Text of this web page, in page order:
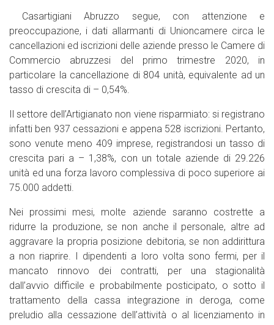
Casartigiani Abruzzo segue, con attenzione e
preoccupazione, i dati allarmanti di Unioncamere circa le
cancellazioni ed iscrizioni delle aziende presso le Camere di
Commercio abruzzesi del primo trimestre 2020, in
particolare la cancellazione di 804 unità, equivalente ad un
tasso di crescita di – 0,54%.
Il settore dell’Artigianato non viene risparmiato: si registrano
infatti ben 937 cessazioni e appena 528 iscrizioni. Pertanto,
sono venute meno 409 imprese, registrandosi un tasso di
crescita pari a – 1,38%, con un totale aziende di 29.226
unità ed una forza lavoro complessiva di poco superiore ai
75.000 addetti.
Nei prossimi mesi, molte aziende saranno costrette a
ridurre la produzione, se non anche il personale, altre ad
aggravare la propria posizione debitoria, se non addirittura
a non riaprire. I dipendenti a loro volta sono fermi, per il
mancato rinnovo dei contratti, per una stagionalità
dall’avvio difficile e probabilmente posticipato, o sotto il
trattamento della cassa integrazione in deroga, come
preludio alla cessazione dell’attività o al licenziamento in